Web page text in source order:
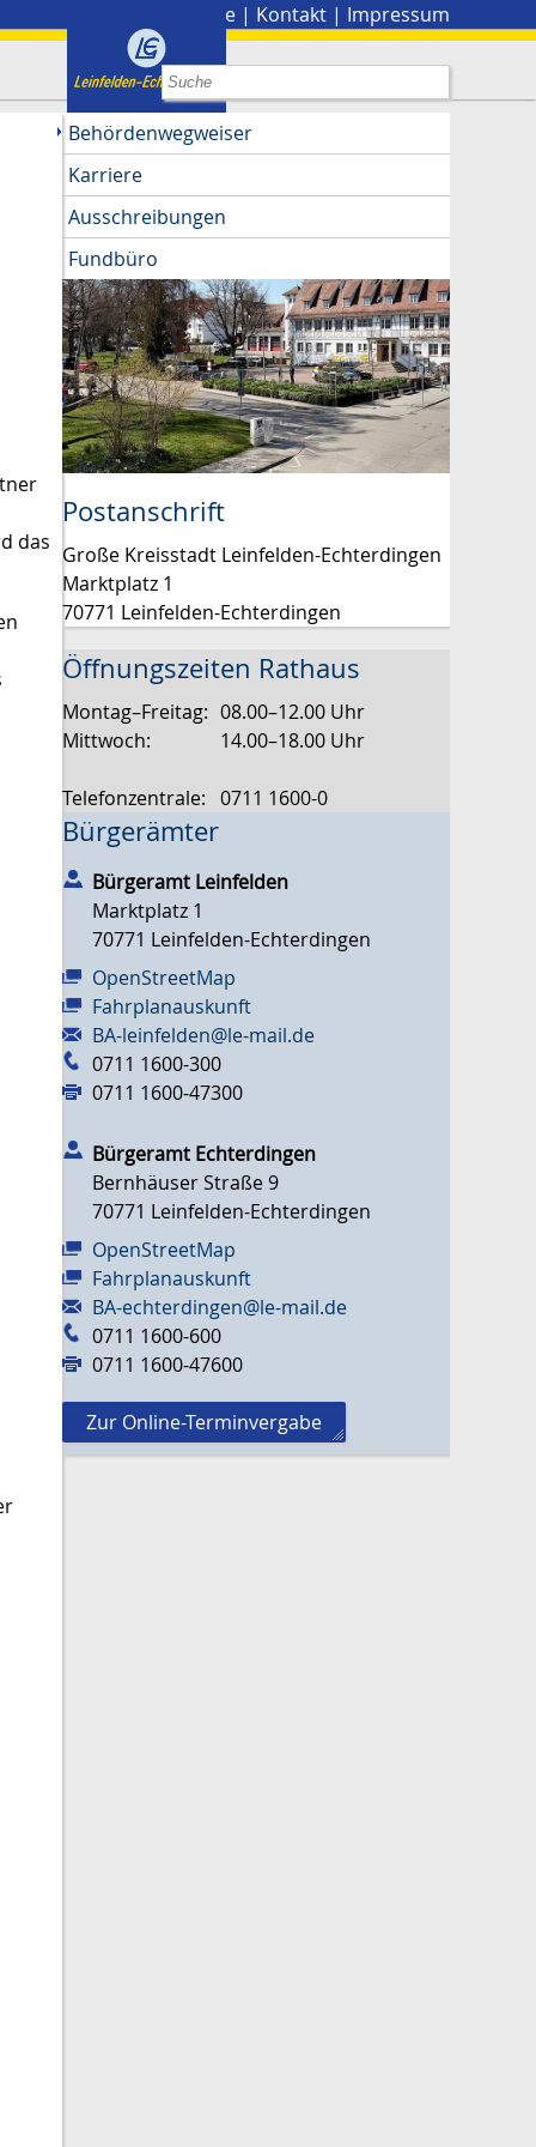
Presse | Kontakt | Impressum
das
Behördenwegweiser
Karriere
Ausschreibungen
Fundbüro
Postanschrift
Große Kreisstadt Leinfelden-Echterdingen
Marktplatz 1
70771 Leinfelden-Echterdingen
Öffnungszeiten Rathaus
Montag–Freitag: 08.00–12.00 Uhr
Mittwoch:
14.00–18.00 Uhr
Telefonzentrale: 0711 1600-0
Bürgerämter
Bürgeramt Leinfelden
Marktplatz 1
70771 Leinfelden-Echterdingen
OpenStreetMap
Fahrplanauskunft
BA-leinfelden@le-mail.de
0711 1600-300
0711 1600-47300
Bürgeramt Echterdingen
Bernhäuser Straße 9
70771 Leinfelden-Echterdingen
OpenStreetMap
Fahrplanauskunft
BA-echterdingen@le-mail.de
0711 1600-600
0711 1600-47600
Zur Online-Terminvergabe